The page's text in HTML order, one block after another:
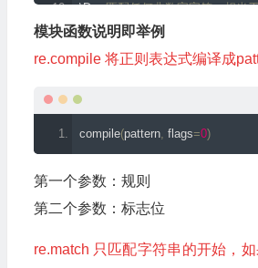
\D 匹配任何非数字字符，相当
\s 匹配任意的空白符，相当于[
\S 匹配任何非空白字符，相当于
\W
\b 匹配单词的开始或结束
模块函数说明即举例
re.compile 将正则表达式编译成
compile(pattern, flags=0)
第一个参数：规则
第二个参数：标志位
re.match 只匹配字符串的开始，